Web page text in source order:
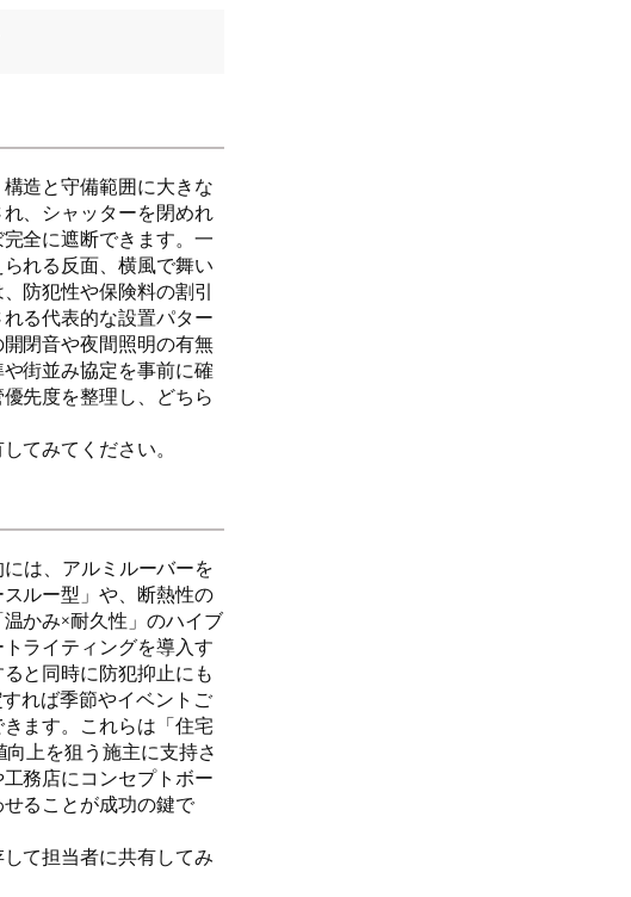
造と守備範囲に大きな
、シャッターを閉めれ
全に遮断できます。一
れる反面、横風で舞い
防犯性や保険料の割引
る代表的な設置パター
閉音や夜間照明の有無
街並み協定を事前に確
先度を整理し、どちら
てみてください。
は、アルミルーバーを
ルー型」や、断熱性の
かみ×耐久性」のハイブ
ライティングを導入す
と同時に防犯抑止にも
れば季節やイベントご
ます。これらは「住宅
上を狙う施主に支持さ
務店にコンセプトボー
ることが成功の鍵で
て担当者に共有してみ